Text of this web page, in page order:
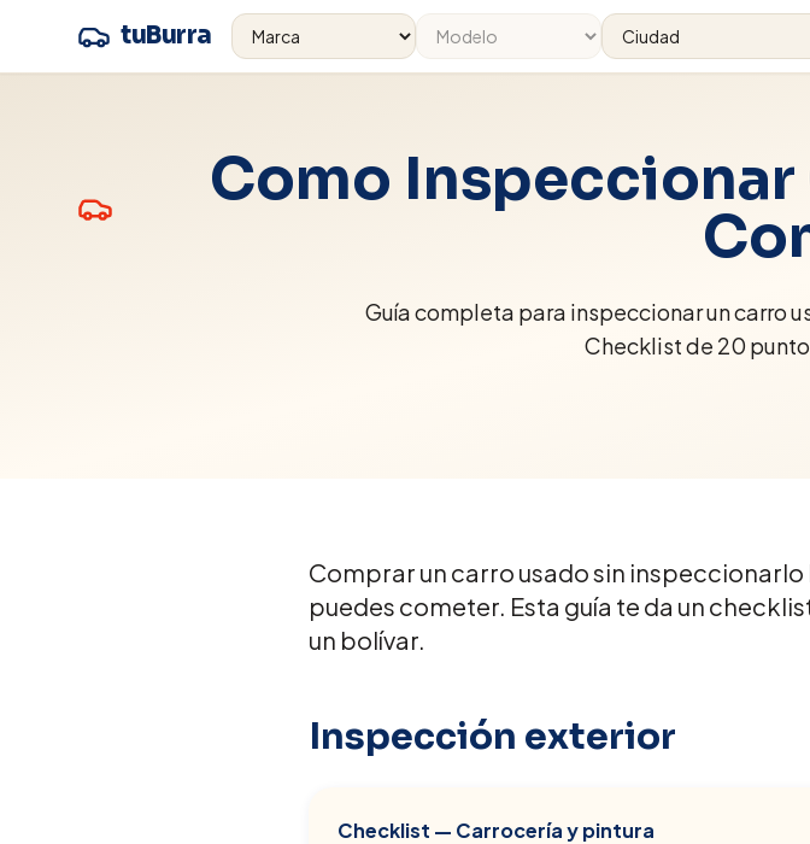
tuBurra
Como Inspeccionar
Guía completa para inspeccionar un carro
Checklist de 20
Comprar un carro usado sin
puedes cometer. Esta guía te da un
un bolívar.
Inspección exterior
Checklist — Carrocería y pintura